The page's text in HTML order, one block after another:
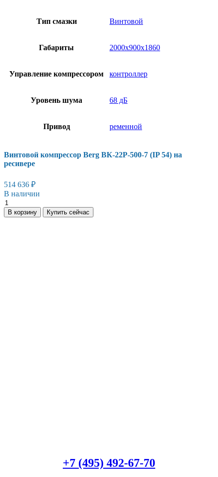
Тип смазки Винтовой
Габариты 2000х900х1860
Управление компрессором контроллер
Уровень шума 68 дБ
Привод ременной
Винтовой компрессор Berg ВК-22Р-500-7 (IP 54) на
ресивере
514 636 ₽
В наличии
Винтовой
компрессор
Berg
В корзину Купить сейчас
+7 (495) 492-67-70